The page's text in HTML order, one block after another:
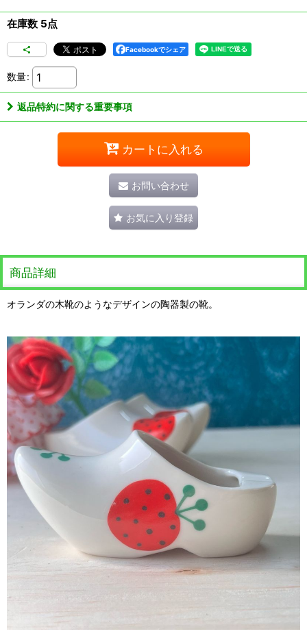
在庫数 5点
Facebookでシェア
数量:
返品特約に関する重要事項
カートに入れる
お問い合わせ
お気に入り登録
商品詳細
オランダの木靴のようなデザインの陶器製の靴。